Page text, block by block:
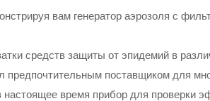
средств защиты от эпидемий в
предпочтительным поставщиком для
время прибор для проверки